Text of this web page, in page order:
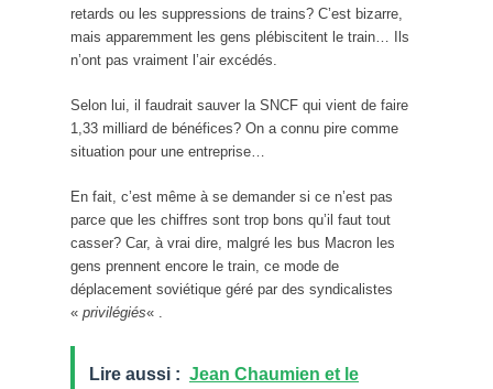
retards ou les suppressions de trains? C’est bizarre,
mais apparemment les gens plébiscitent le train… Ils
n’ont pas vraiment l’air excédés.
Selon lui, il faudrait sauver la SNCF qui vient de faire
1,33 milliard de bénéfices? On a connu pire comme
situation pour une entreprise…
En fait, c’est même à se demander si ce n’est pas
parce que les chiffres sont trop bons qu’il faut tout
casser? Car, à vrai dire, malgré les bus Macron les
gens prennent encore le train, ce mode de
déplacement soviétique géré par des syndicalistes
« privilégiés« .
Lire aussi : Jean Chaumien et le